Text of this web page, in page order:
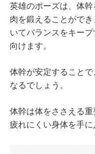
英雄のポーズは、体
肉を鍛えることがで
いてバランスをキー
向けます。
体幹が安定すること
なるでしょう。
体幹は体をささえる重
疲れにくい身体を手